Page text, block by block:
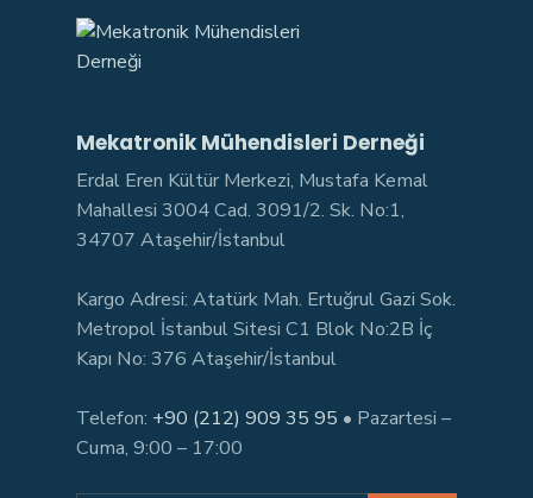
Mekatronik Mühendisleri Derneği
Erdal Eren Kültür Merkezi, Mustafa Kemal
Mahallesi 3004 Cad. 3091/2. Sk. No:1,
34707 Ataşehir/İstanbul
Kargo Adresi: Atatürk Mah. Ertuğrul Gazi Sok.
Metropol İstanbul Sitesi C1 Blok No:2B İç
Kapı No: 376 Ataşehir/İstanbul
Telefon: +90 (212) 909 35 95 • Pazartesi –
Cuma, 9:00 – 17:00